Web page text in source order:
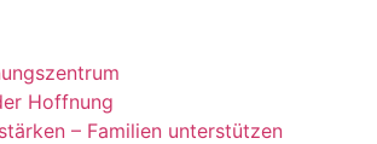
Hoffnung
– Familien unterstützen